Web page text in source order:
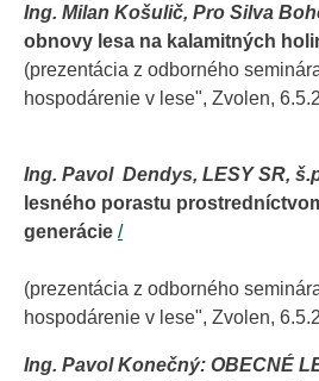
Ing. Milan Košulič, Pro Silva
obnovy lesa na kalamitných
(prezentácia z odborného
hospodárenie v lese", Zvolen,
Ing. Pavol Dendys, LESY SR,
lesného porastu
generácie /
(prezentácia z odborného
hospodárenie v lese",
Ing. Pavol Konečný: OBECNÉ